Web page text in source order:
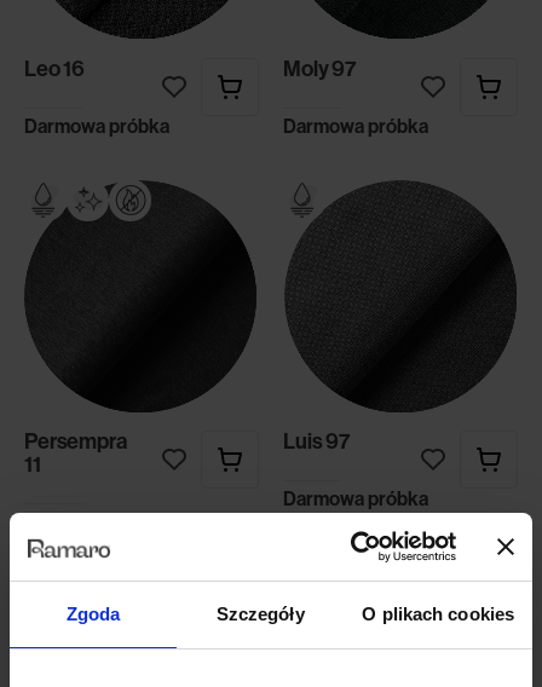
Zgoda Szczegóły O plikach cookies
Leo 16
Darmowa próbka
Moly 97
Darmowa próbka
Persempra
11
Luis 97
Darmowa próbka